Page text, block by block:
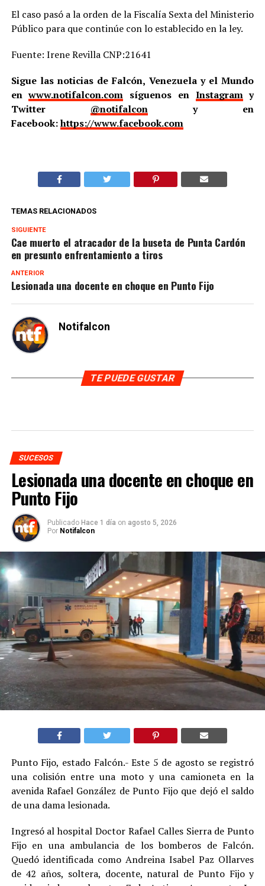
El caso pasó a la orden de la Fiscalía Sexta del Ministerio
Público para que continúe con lo establecido en la ley.
Fuente: Irene Revilla CNP:21641
Sigue las noticias de Falcón, Venezuela y el Mundo
enwww.notifalcon.com síguenos en Instagramy
Twitter @notifalcony en
Facebook:https://www.facebook.com
TEMAS RELACIONADOS
SIGUIENTE
Cae muerto el atracador de la buseta de Punta Cardón
en presunto enfrentamiento a tiros
ANTERIOR
Lesionada una docente en choque en Punto Fijo
Notifalcon
TE PUEDE GUSTAR
SUCESOS
Lesionada una docente en choque en
Punto Fijo
Publicado Hace 1 día on agosto 5, 2026
Por Notifalcon
Punto Fijo, estado Falcón.- Este 5 de agosto se registró
una colisión entre una moto y una camioneta en la
avenida Rafael González de Punto Fijo que dejó el saldo
de una dama lesionada.
Ingresó al hospital Doctor Rafael Calles Sierra de Punto
Fijo en una ambulancia de los bomberos de Falcón.
Quedó identificada como Andreina Isabel Paz Ollarves
de 42 años, soltera, docente, natural de Punto Fijo y